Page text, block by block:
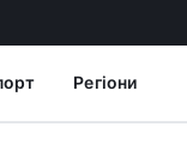
Регіони